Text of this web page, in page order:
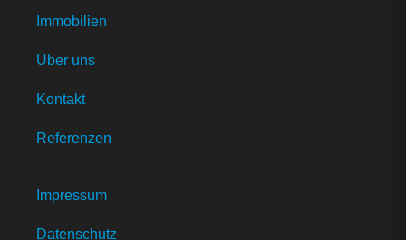
Immobilien
Über uns
Kontakt
Referenzen
Impressum
Datenschutz